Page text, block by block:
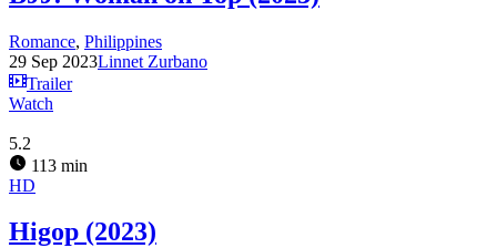
Romance, Philippines
29 Sep 2023Linnet Zurbano
Trailer
Watch
5.2
113 min
HD
Higop (2023)